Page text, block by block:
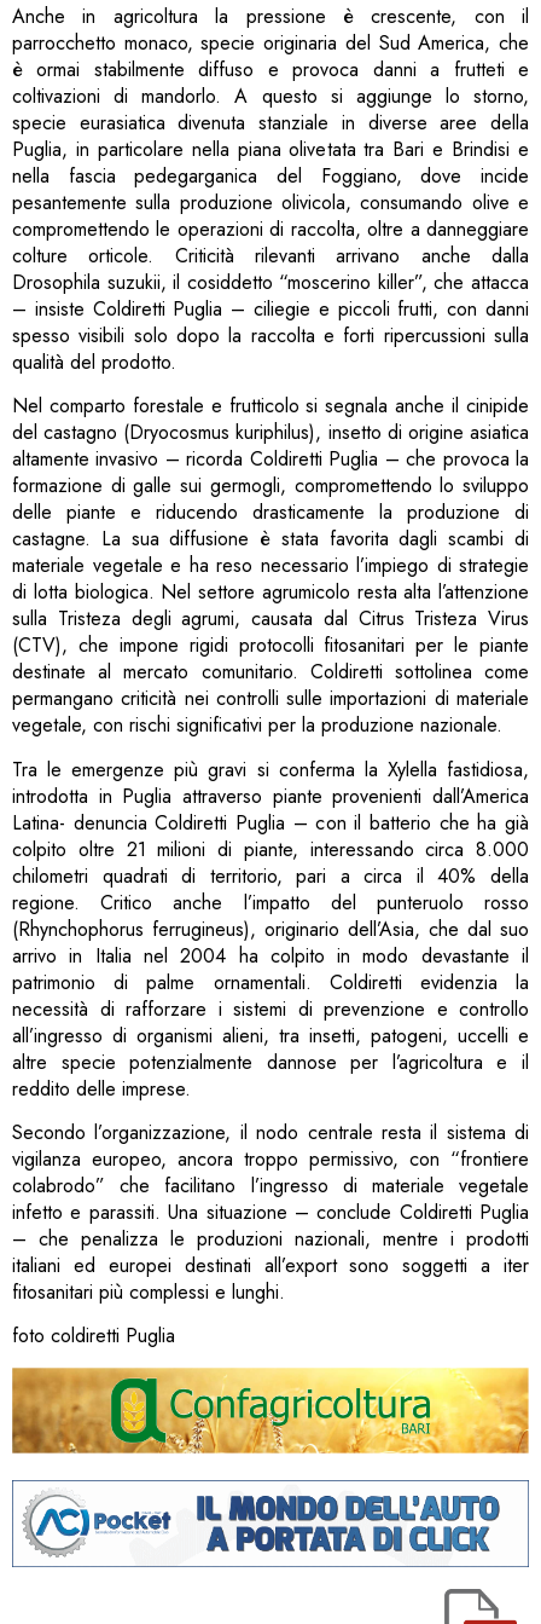
Anche in agricoltura la pressione è crescente, con il
parrocchetto monaco, specie originaria del Sud America, che
è ormai stabilmente diffuso e provoca danni a frutteti e
coltivazioni di mandorlo. A questo si aggiunge lo storno,
specie eurasiatica divenuta stanziale in diverse aree della
Puglia, in particolare nella piana olivetata tra Bari e Brindisi e
nella fascia pedegarganica del Foggiano, dove incide
pesantemente sulla produzione olivicola, consumando olive e
compromettendo le operazioni di raccolta, oltre a danneggiare
colture orticole. Criticità rilevanti arrivano anche dalla
Drosophila suzukii, il cosiddetto “moscerino killer”, che attacca
– insiste Coldiretti Puglia – ciliegie e piccoli frutti, con danni
spesso visibili solo dopo la raccolta e forti ripercussioni sulla
qualità del prodotto.
Nel comparto forestale e frutticolo si segnala anche il cinipide
del castagno (Dryocosmus kuriphilus), insetto di origine asiatica
altamente invasivo – ricorda Coldiretti Puglia – che provoca la
formazione di galle sui germogli, compromettendo lo sviluppo
delle piante e riducendo drasticamente la produzione di
castagne. La sua diffusione è stata favorita dagli scambi di
materiale vegetale e ha reso necessario l’impiego di strategie
di lotta biologica. Nel settore agrumicolo resta alta l’attenzione
sulla Tristeza degli agrumi, causata dal Citrus Tristeza Virus
(CTV), che impone rigidi protocolli fitosanitari per le piante
destinate al mercato comunitario. Coldiretti sottolinea come
permangano criticità nei controlli sulle importazioni di materiale
vegetale, con rischi significativi per la produzione nazionale.
Tra le emergenze più gravi si conferma la Xylella fastidiosa,
introdotta in Puglia attraverso piante provenienti dall’America
Latina- denuncia Coldiretti Puglia – con il batterio che ha già
colpito oltre 21 milioni di piante, interessando circa 8.000
chilometri quadrati di territorio, pari a circa il 40% della
regione. Critico anche l’impatto del punteruolo rosso
(Rhynchophorus ferrugineus), originario dell’Asia, che dal suo
arrivo in Italia nel 2004 ha colpito in modo devastante il
patrimonio di palme ornamentali. Coldiretti evidenzia la
necessità di rafforzare i sistemi di prevenzione e controllo
all’ingresso di organismi alieni, tra insetti, patogeni, uccelli e
altre specie potenzialmente dannose per l’agricoltura e il
reddito delle imprese.
Secondo l’organizzazione, il nodo centrale resta il sistema di
vigilanza europeo, ancora troppo permissivo, con “frontiere
colabrodo” che facilitano l’ingresso di materiale vegetale
infetto e parassiti. Una situazione – conclude Coldiretti Puglia
– che penalizza le produzioni nazionali, mentre i prodotti
italiani ed europei destinati all’export sono soggetti a iter
fitosanitari più complessi e lunghi.
foto coldiretti Puglia